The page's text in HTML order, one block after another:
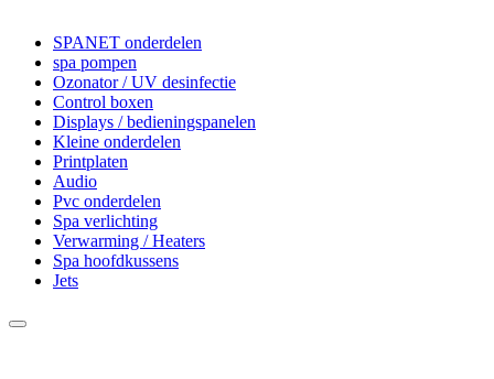
SPANET onderdelen
spa pompen
Ozonator / UV desinfectie
Control boxen
Displays / bedieningspanelen
Kleine onderdelen
Printplaten
Audio
Pvc onderdelen
Spa verlichting
Verwarming / Heaters
Spa hoofdkussens
Jets